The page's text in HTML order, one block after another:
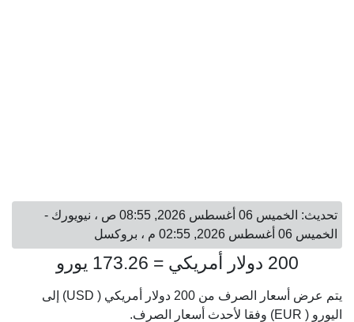
تحديث: الخميس 06 أغسطس 2026, 08:55 ص ، نيويورك -
الخميس 06 أغسطس 2026, 02:55 م ، بروكسل
200 دولار أمريكي = 173.26 يورو
يتم عرض أسعار الصرف من 200 دولار أمريكي ( USD) إلى
اليورو ( EUR) وفقا لأحدث أسعار الصرف.